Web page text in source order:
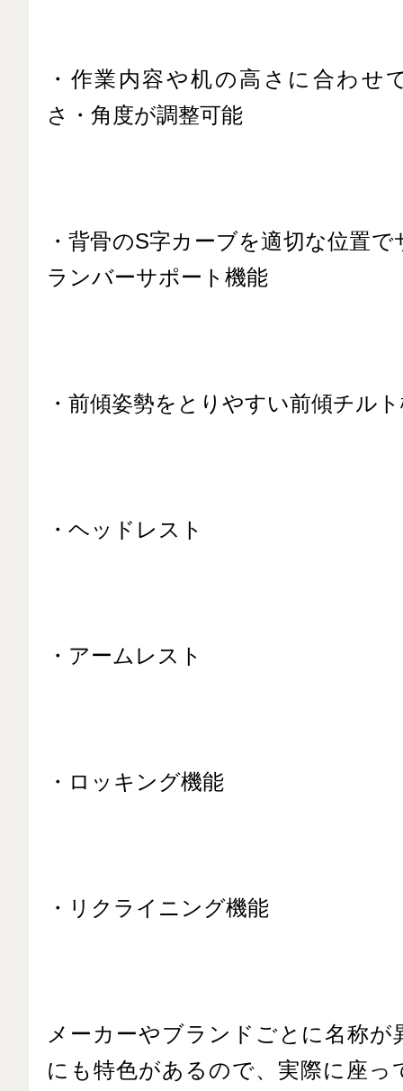
・作業内容や机の高さに合わせ
さ・角度が調整可能
・背骨のS字カーブを適切な位置
ランバーサポート機能
・前傾姿勢をとりやすい前傾チル
・ヘッドレスト
・アームレスト
・ロッキング機能
・リクライニング機能
メーカーやブランドごとに名称が
にも特色があるので、実際に座っ